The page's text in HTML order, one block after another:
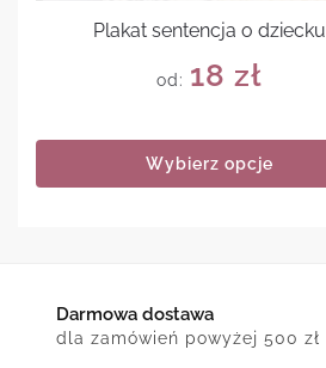
Plakat sentencja o dziecku
od: 18 zł
Wybierz opcje
Darmowa dostawa
dla zamówień powyżej 500 zł